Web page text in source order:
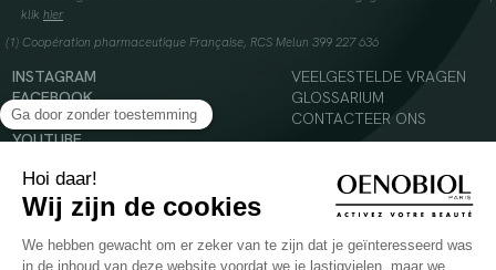
klik hier
(1) Coopération pharmaceutique Française, RCS Melun 399 227 636
INSTAGRAM
FACEBOOK
TIKTOK
YOUTUBE
VEELGESTELDE VRAGEN
GLOSSARIUM
CONTACTEER ONS
Voedingssupplement dat moet worden geconsumeerd als onderdeel van een gevarieerde,